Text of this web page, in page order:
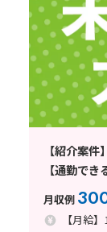
【紹介案
【通勤で
社員募集
月収例
【月給